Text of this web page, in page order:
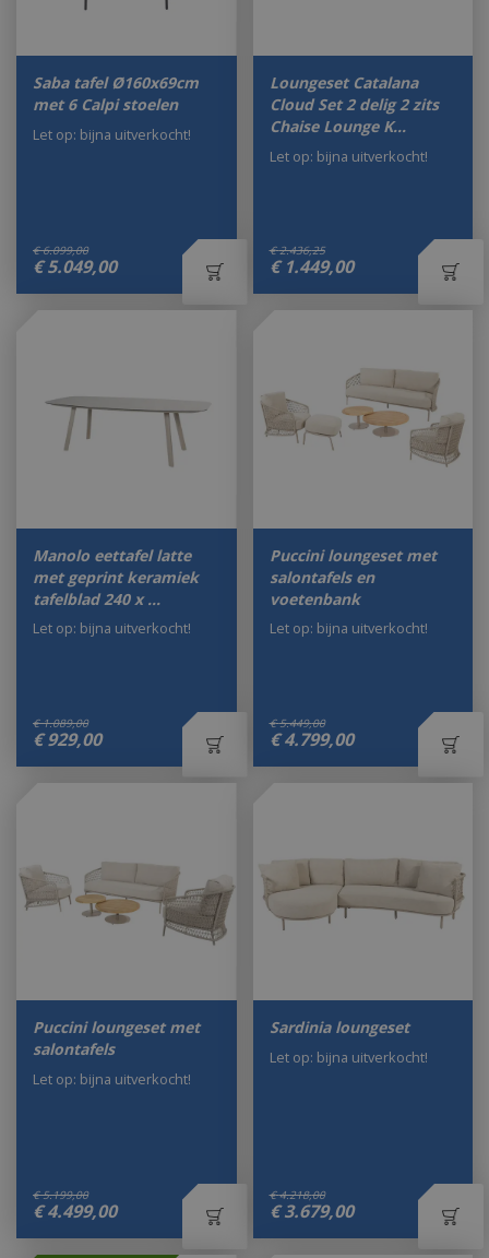
Saba tafel Ø160x69cm
met 6 Calpi stoelen
€ 6.099,00
€ 5.049,00
Let op: bijna uitverkocht!
Loungeset Catalana
Cloud Set 2 delig 2 zits
Chaise Lounge K…
€ 2.436,25
€ 1.449,00
Let op: bijna uitverkocht!
Manolo eettafel latte
met geprint keramiek
tafelblad 240 x …
€ 1.089,00
€ 929,00
Let op: bijna uitverkocht!
Puccini loungeset met
salontafels en
voetenbank
€ 5.449,00
€ 4.799,00
Let op: bijna uitverkocht!
Puccini loungeset met
salontafels
€ 5.199,00
€ 4.499,00
Let op: bijna uitverkocht!
Sardinia loungeset
€ 4.218,00
€ 3.679,00
Let op: bijna uitverkocht!